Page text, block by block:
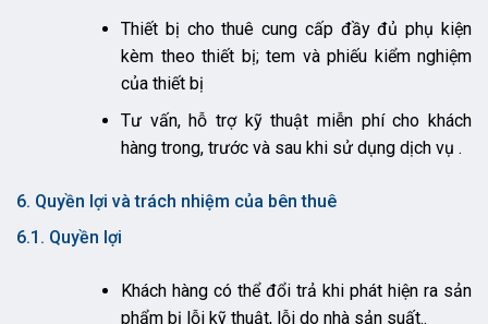
Thiết bị cho thuê cung cấp đầy đủ phụ kiện
kèm theo thiết bị; tem và phiếu kiểm nghiệm
của thiết bị
Tư vấn, hỗ trợ kỹ thuật miễn phí cho khách
hàng trong, trước và sau khi sử dụng dịch vụ .
6. Quyền lợi và trách nhiệm của bên thuê
6.1. Quyền lợi
Khách hàng có thể đổi trả khi phát hiện ra sản
phẩm bị lỗi kỹ thuật, lỗi do nhà sản suất..